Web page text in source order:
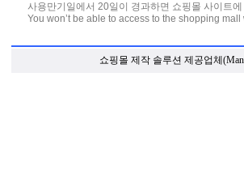
사용만기일에서 20일이 경과하면 쇼핑몰 사이트
You won’t be able to access to the shopping
쇼핑몰 제작 솔루션 제공업체